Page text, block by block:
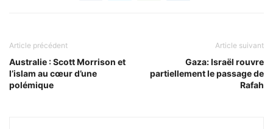
Article précédent
Australie : Scott Morrison et
l’islam au cœur d’une
polémique
Article suivant
Gaza: Israël rouvre
partiellement le passage de
Rafah